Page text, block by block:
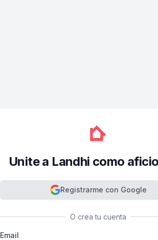
Unite a Landhi como
Registrarme con Google
O crea tu cuenta
Email